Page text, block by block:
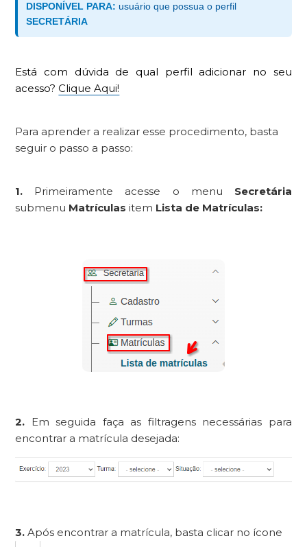
DISPONÍVEL PARA: usuário que possua o perfil
SECRETÁRIA
Está com dúvida de qual perfil adicionar no seu
acesso? Clique Aqui!
Para aprender a realizar esse procedimento, basta
seguir o passo a passo:
1. Primeiramente acesse o menu Secretária
submenu Matrículasitem Lista de Matrículas:
2. Em seguida faça as filtragens necessárias para
encontrar a matrícula desejada:
3. Após encontrar a matrícula, basta clicar no ícone